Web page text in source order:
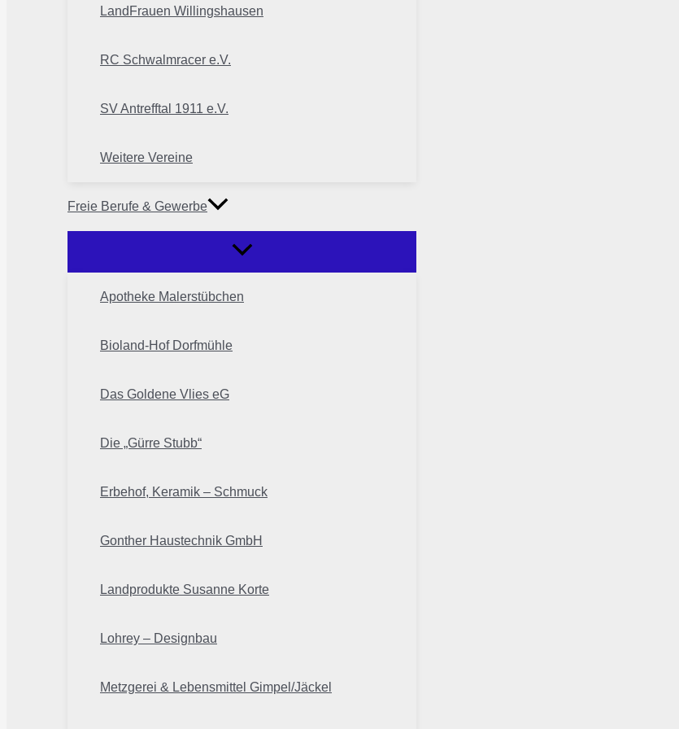
LandFrauen Willingshausen
RC Schwalmracer e.V.
SV Antrefftal 1911 e.V.
Weitere Vereine
Freie Berufe & Gewerbe
Apotheke Malerstübchen
Bioland-Hof Dorfmühle
Das Goldene Vlies eG
Die „Gürre Stubb“
Erbehof, Keramik – Schmuck
Gonther Haustechnik GmbH
Landprodukte Susanne Korte
Lohrey – Designbau
Metzgerei & Lebensmittel Gimpel/Jäckel